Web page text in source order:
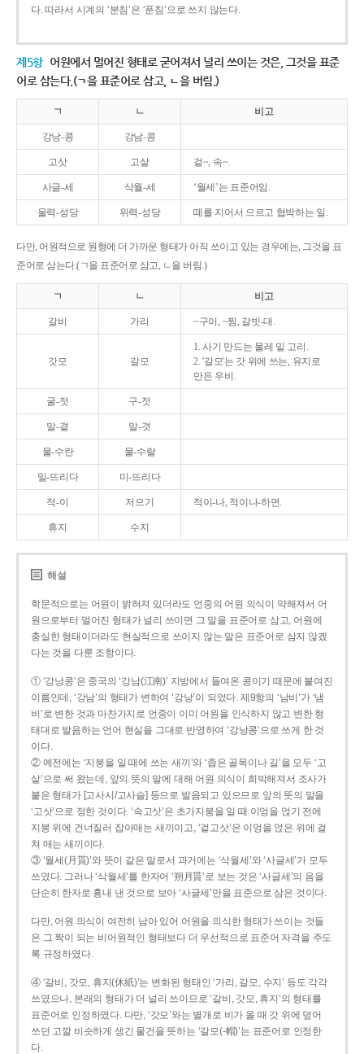
다. 따라서 시계의 ‘분침’은 ‘푼침’으로 쓰지 않는다.
제5항 어원에서 멀어진 형태로 굳어져서 널리 쓰이는 것은, 그것을 표준
어로 삼는다.(ㄱ을 표준어로 삼고, ㄴ을 버림.)
ㄱ ㄴ 비고
강낭-콩 강남-콩
고삿 고샅 겉~, 속~.
사글-세 삭월-세 ‘월세’는 표준어임.
울력-성당 위력-성당 떼를 지어서 으르고 협박하는 일.
다만, 어원적으로 원형에 더 가까운 형태가 아직 쓰이고 있는 경우에는, 그것을 표
준어로 삼는다.(ㄱ을 표준어로 삼고, ㄴ을 버림.)
ㄱ ㄴ 비고
갈비 가리 ~구이, ~찜, 갈빗-대.
갓모 갈모
1. 사기 만드는 물레 밑 고리.
2. '갈모'는 갓 위에 쓰는, 유지로
만든 우비.
굴-젓 구-젓
말-곁 말-겻
물-수란 물-수랄
밀-뜨리다 미-뜨리다
적-이 저으기 적이-나, 적이나-하면.
휴지 수지
해설
학문적으로는 어원이 밝혀져 있더라도 언중의 어원 의식이 약해져서 어
원으로부터 멀어진 형태가 널리 쓰이면 그 말을 표준어로 삼고, 어원에
충실한 형태이더라도 현실적으로 쓰이지 않는 말은 표준어로 삼지 않겠
다는 것을 다룬 조항이다.
① ‘강낭콩’은 중국의 ‘강남(江南)’ 지방에서 들여온 콩이기 때문에 붙여진
이름인데, ‘강남’의 형태가 변하여 ‘강낭’이 되었다. 제9항의 ‘남비’가 ‘냄
비’로 변한 것과 마찬가지로 언중이 이미 어원을 인식하지 않고 변한 형
태대로 발음하는 언어 현실을 그대로 반영하여 ‘강낭콩’으로 쓰게 한 것
이다.
② 예전에는 ‘지붕을 일 때에 쓰는 새끼’와 ‘좁은 골목이나 길’을 모두 ‘고
샅’으로 써 왔는데, 앞의 뜻의 말에 대해 어원 의식이 희박해져서 조사가
붙은 형태가 [고사시/고사슬] 등으로 발음되고 있으므로 앞의 뜻의 말을
‘고삿’으로 정한 것이다. ‘속고삿’은 초가지붕을 일 때 이엉을 얹기 전에
지붕 위에 건너질러 잡아매는 새끼이고, ‘겉고삿’은 이엉을 얹은 위에 걸
쳐 매는 새끼이다.
③ ‘월세(月貰)’와 뜻이 같은 말로서 과거에는 ‘삭월세’와 ‘사글세’가 모두
쓰였다. 그러나 ‘삭월세’를 한자어 ‘朔月貰’로 보는 것은 ‘사글세’의 음을
단순히 한자로 흉내 낸 것으로 보아 ‘사글세’만을 표준으로 삼은 것이다.
다만, 어원 의식이 여전히 남아 있어 어원을 의식한 형태가 쓰이는 것들
은 그 짝이 되는 비어원적인 형태보다 더 우선적으로 표준어 자격을 주도
록 규정하였다.
④ ‘갈비, 갓모, 휴지(休紙)’는 변화된 형태인 ‘가리, 갈모, 수지’ 등도 각각
쓰였으나, 본래의 형태가 더 널리 쓰이므로 ‘갈비, 갓모, 휴지’의 형태를
표준어로 인정하였다. 다만, ‘갓모’와는 별개로 비가 올 때 갓 위에 덮어
쓰던 고깔 비슷하게 생긴 물건을 뜻하는 ‘갈모(-帽)’는 표준어로 인정한
다.